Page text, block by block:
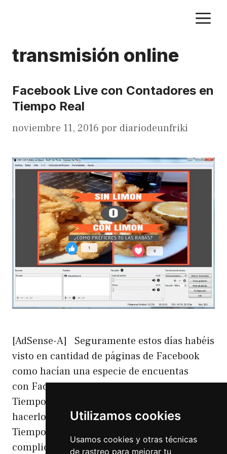
Utilizamos cookies
Usamos cookies y otras técnicas
de rastreo para mejorar tu
transmisión online
Facebook Live con Contadores en
Tiempo Real
noviembre 11, 2016 por diariodeunfriki
[AdSense-A] Seguramente estos días habéis
visto en cantidad de páginas de Facebook
como hacían una especie de encuentas
con Facebook Live con Contadores en
Tiempo Real. Yo os voy a explicar como
hacerlo. Facebook Live con Contadores en
Tiempo Real Aunque pueda parecer algo
complicado no lo es tanto pero tenemos una